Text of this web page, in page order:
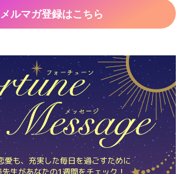
メルマガ登録はこちら